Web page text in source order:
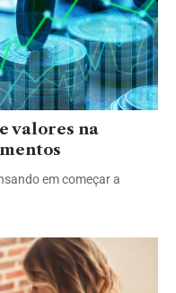
valores na
em começar a